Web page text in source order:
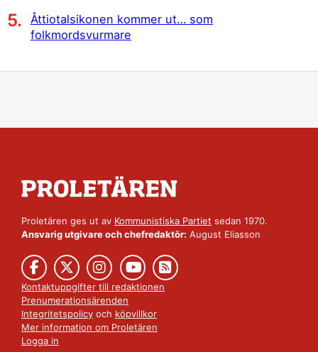
Åttiotalsikonen kommer ut… som
folkmordsvurmare
Proletären ges ut av Kommunistiska Partiet sedan 1970.
Ansvarig utgivare och chefredaktör: August Eliasson
Kontaktuppgifter till redaktionen
Prenumerationsärenden
Integritetspolicy och köpvillkor
Mer information om Proletären
Logga in